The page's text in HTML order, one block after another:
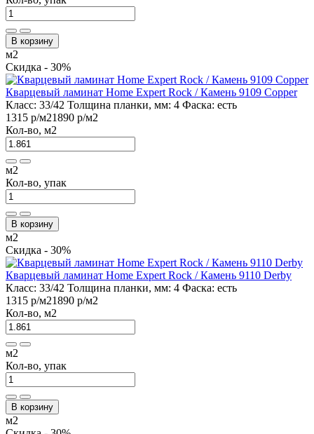
В корзину
м2
Скидка - 30%
Кварцевый ламинат Home Expert Rock / Камень 9109 Copper
Класс: 33/42 Толщина планки, мм: 4 Фаска: есть
1315 р/м21890 р/м2
Кол-во, м2
м2
Кол-во, упак
В корзину
м2
Скидка - 30%
Кварцевый ламинат Home Expert Rock / Камень 9110 Derby
Класс: 33/42 Толщина планки, мм: 4 Фаска: есть
1315 р/м21890 р/м2
Кол-во, м2
м2
Кол-во, упак
В корзину
м2